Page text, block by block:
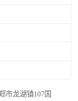
市龙湖镇107国